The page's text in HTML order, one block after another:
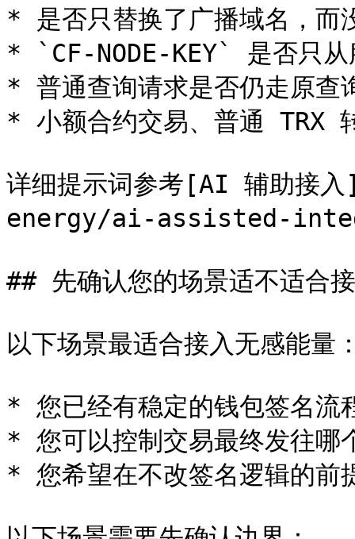
* 是否只替换了广播域名，而
* `CF-NODE-KEY` 是否只从
* 普通查询请求是否仍走原查
* 小额合约交易、普通 TRX
详细提示词参考[AI 辅助
energy/ai-assisted-
## 先确认您的场景适不适合
以下场景最适合接入无感能量
* 您已经有稳定的钱包签名流
* 您可以控制交易最终发往哪
* 您希望在不改签名逻辑的前